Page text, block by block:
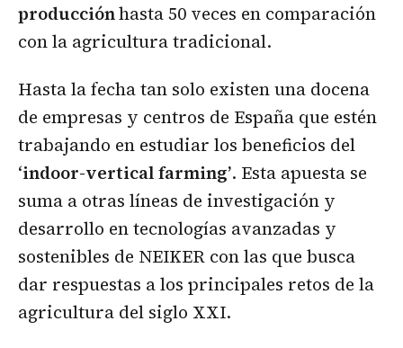
producciónhasta 50 veces en comparación
con la agricultura tradicional.
Hasta la fecha tan solo existen una docena
de empresas y centros de España que estén
trabajando en estudiar los beneficios del
‘indoor-vertical farming’. Esta apuesta se
suma a otras líneas de investigación y
desarrollo en tecnologías avanzadas y
sostenibles de NEIKER con las que busca
dar respuestas a los principales retos de la
agricultura del siglo XXI.